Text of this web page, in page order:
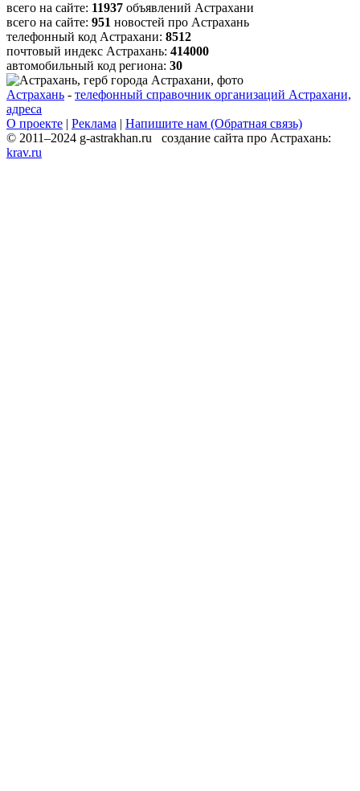
всего на сайте: 11937 объявлений Астрахани
всего на сайте: 951 новостей про Астрахань
телефонный код Астрахани: 8512
почтовый индекс Астрахань: 414000
автомобильный код региона: 30
Астрахань - телефонный справочник организаций Астрахани,
адреса
О проекте | Реклама | Напишите нам (Обратная связь)
© 2011–2024 g-astrakhan.ru создание сайта про Астрахань:
krav.ru